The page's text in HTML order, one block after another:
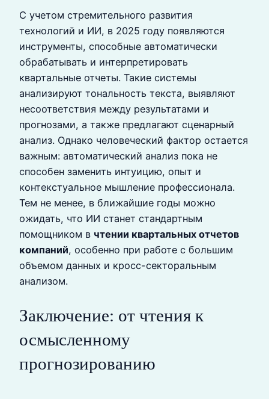
С учетом стремительного развития
технологий и ИИ, в 2025 году появляются
инструменты, способные автоматически
обрабатывать и интерпретировать
квартальные отчеты. Такие системы
анализируют тональность текста, выявляют
несоответствия между результатами и
прогнозами, а также предлагают сценарный
анализ. Однако человеческий фактор остается
важным: автоматический анализ пока не
способен заменить интуицию, опыт и
контекстуальное мышление профессионала.
Тем не менее, в ближайшие годы можно
ожидать, что ИИ станет стандартным
помощником в чтении квартальных отчетов
компаний, особенно при работе с большим
объемом данных и кросс-секторальным
анализом.
Заключение: от чтения к
осмысленному
прогнозированию